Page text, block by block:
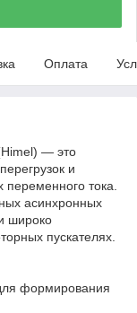
Оплата
— это
и
тока.
асинхронных
широко
пускателях.
формирования